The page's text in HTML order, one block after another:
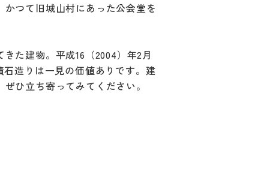
つて旧城山村にあった公会堂を
た建物。平成16（2004）年2月
造りは一見の価値ありです。建
ひ立ち寄ってみてください。